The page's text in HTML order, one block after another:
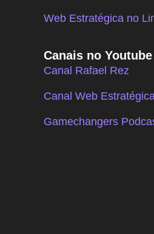
Web Estratégica no
Canais no Youtube
Canal Rafael Rez
Canal Web
Gamechangers